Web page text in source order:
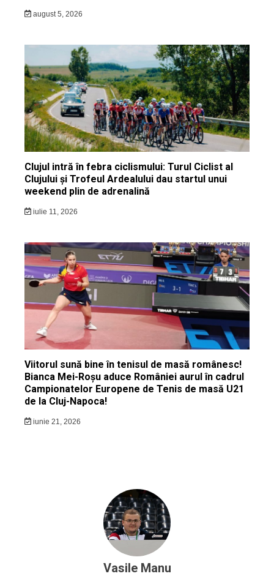
august 5, 2026
Clujul intră în febra ciclismului: Turul Ciclist al
Clujului și Trofeul Ardealului dau startul unui
weekend plin de adrenalină
iulie 11, 2026
Viitorul sună bine în tenisul de masă românesc!
Bianca Mei-Roșu aduce României aurul în cadrul
Campionatelor Europene de Tenis de masă U21
de la Cluj-Napoca!
iunie 21, 2026
Vasile Manu